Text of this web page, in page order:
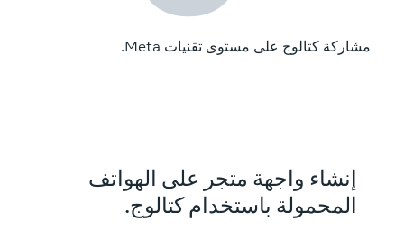
مشاركة كتالوج على مستوى تقنيات Meta.
إنشاء واجهة متجر على الهواتف
المحمولة باستخدام كتالوج.